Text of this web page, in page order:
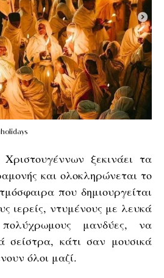
ξεκινάει τα
και ολοκληρώνεται το
που δημιουργείται
ιερείς, ντυμένους με λευκά
μανδύες, να
σείστρα, κάτι σαν μουσικά
όλοι μαζί.